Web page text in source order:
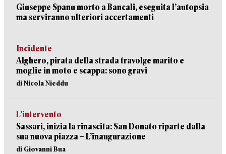
Giuseppe Spanu morto a Bancali, eseguita l’autopsia
ma serviranno ulteriori accertamenti
Incidente
Alghero, pirata della strada travolge marito e
moglie in moto e scappa: sono gravi
di Nicola Nieddu
L’intervento
Sassari, inizia la rinascita: San Donato riparte dalla
sua nuova piazza – L’inaugurazione
di Giovanni Bua